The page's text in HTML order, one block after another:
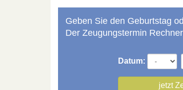
Geben Sie den Geburtstag
Der Zeugungstermin
Datum:
jetzt